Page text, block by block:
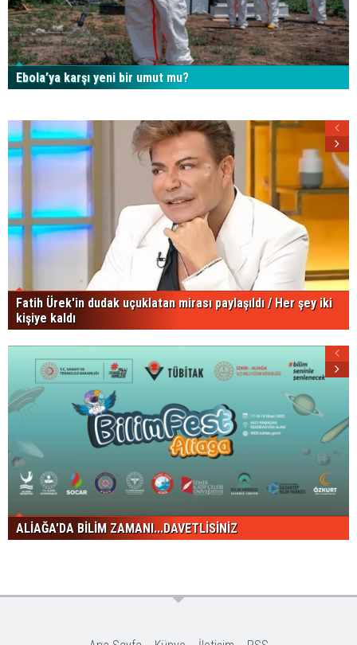
Ebola’ya karşı yeni bir umut mu?
Fatih Ürek'in dudak uçuklatan mirası paylaşıldı / Her şey iki
kişiye kaldı
ALİAĞA'DA BİLİM ZAMANI...DAVETLİSİNİZ